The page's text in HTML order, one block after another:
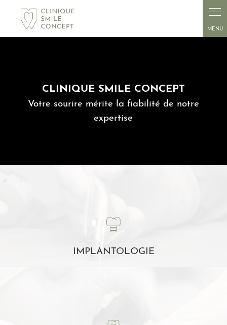
CLINIQUE SMILE CONCEPT
Votre sourire mérite la fiabilité de notre
expertise
IMPLANTOLOGIE
Panneau de gestion des cookies